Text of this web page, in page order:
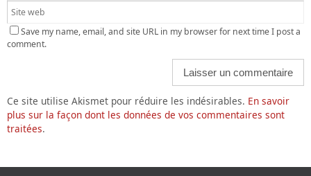
Save my name, email, and site URL in my browser for next time I post a
comment.
Ce site utilise Akismet pour réduire les indésirables. En savoir
plus sur la façon dont les données de vos commentaires sont
traitées.